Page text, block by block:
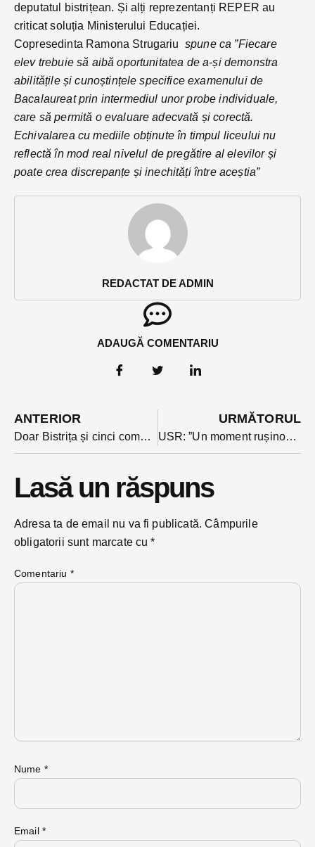
REDACTAT DE ADMIN
ADAUGĂ COMENTARIU
deputatul bistrițean. Și alți reprezentanți REPER au
criticat soluția Ministerului Educației.
Copresedinta Ramona Strugariu spune ca ”Fiecare
elev trebuie să aibă oportunitatea de a-și demonstra
abilitățile și cunoștințele specifice examenului de
Bacalaureat prin intermediul unor probe individuale,
care să permită o evaluare adecvată și corectă.
Echivalarea cu mediile obținute în timpul liceului nu
reflectă în mod real nivelul de pregătire al elevilor și
poate crea discrepanțe și inechități între aceștia”
ANTERIOR
Doar Bistrița și cinci comune din județ vor oferi locuitorilor bani pentru casarea rablelor. AFM a dat publicității lista UAT-urilor eligibile
URMĂTORUL
USR: ”Un moment rușinos. Klaus Iohannis a numit mai mulți prim-miniștri de la PSD decât Ion Iliescu”
Lasă un răspuns
Adresa ta de email nu va fi publicată. Câmpurile
obligatorii sunt marcate cu*
Comentariu *
Nume *
Email *